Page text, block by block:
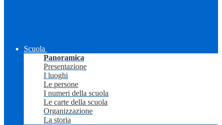
Scuola
Panoramica
Presentazione
I luoghi
Le persone
I numeri della scuola
Le carte della scuola
Organizzazione
La storia